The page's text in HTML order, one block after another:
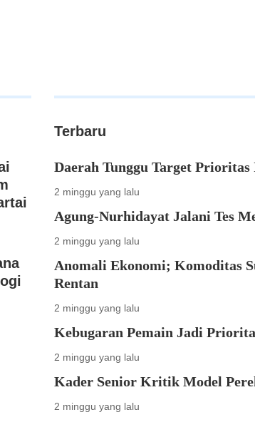
Terbaru
Daerah Tunggu Target Prioritas
2 minggu yang lalu
Agung-Nurhidayat Jalani Tes
2 minggu yang lalu
Anomali Ekonomi; Komoditas
Rentan
2 minggu yang lalu
Kebugaran Pemain Jadi
2 minggu yang lalu
Kader Senior Kritik Model
2 minggu yang lalu